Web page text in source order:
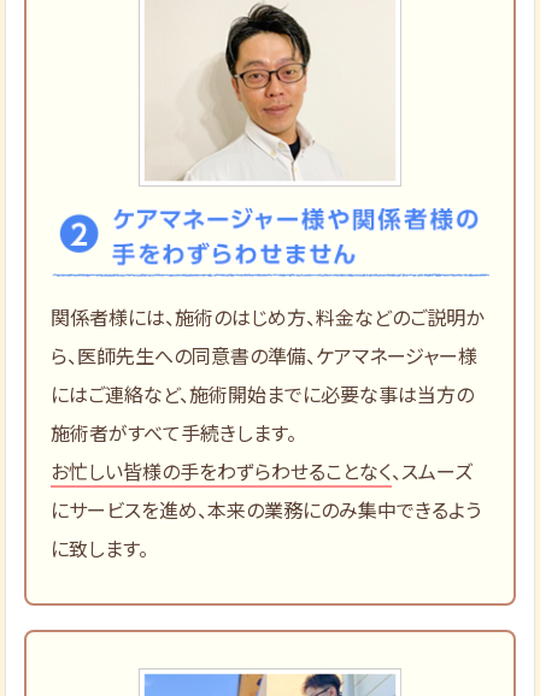
関係者様には、施術のはじめ方、料金などのご説明か
ら、医師先生への同意書の準備、ケアマネージャー様
にはご連絡など、施術開始までに必要な事は当方の
施術者がすべて手続きします。
お忙しい皆様の手をわずらわせることなく、スムーズ
にサービスを進め、本来の業務にのみ集中できるよう
に致します。